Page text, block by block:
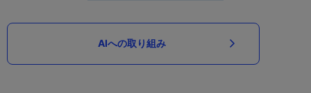
AIへの取り組み